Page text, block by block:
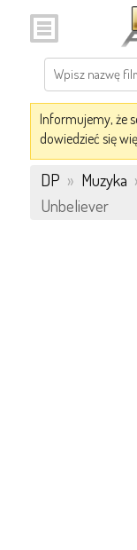
Informujemy, że
dowiedzieć się
DP » Muzyka
Unbeliever